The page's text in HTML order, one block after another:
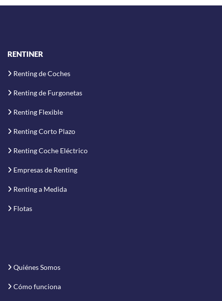
RENTINER
Renting de Coches
Renting de Furgonetas
Renting Flexible
Renting Corto Plazo
Renting Coche Eléctrico
Empresas de Renting
Renting a Medida
Flotas
Quiénes Somos
Cómo funciona